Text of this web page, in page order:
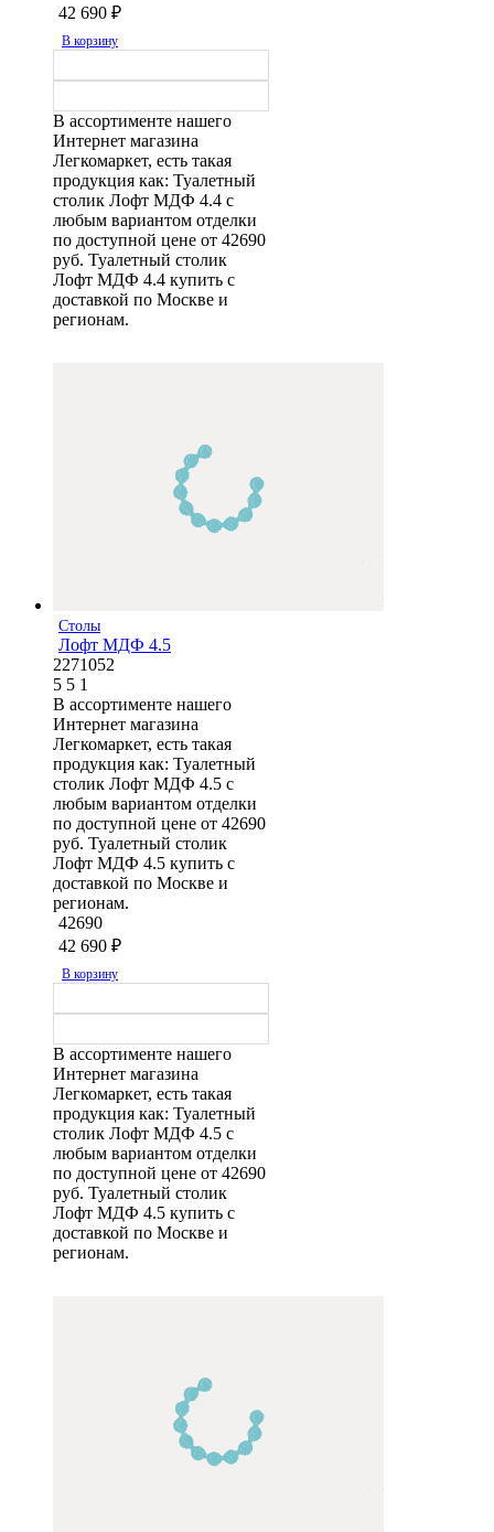
42 690 ₽
В корзину
В ассортименте нашего
Интернет магазина
Легкомаркет, есть такая
продукция как: Туалетный
столик Лофт МДФ 4.4 с
любым вариантом отделки
по доступной цене от 42690
руб. Туалетный столик
Лофт МДФ 4.4 купить с
доставкой по Москве и
регионам.
Столы
Лофт МДФ 4.5
2271052
5 5 1
В ассортименте нашего
Интернет магазина
Легкомаркет, есть такая
продукция как: Туалетный
столик Лофт МДФ 4.5 с
любым вариантом отделки
по доступной цене от 42690
руб. Туалетный столик
Лофт МДФ 4.5 купить с
доставкой по Москве и
регионам.
42690
42 690 ₽
В корзину
В ассортименте нашего
Интернет магазина
Легкомаркет, есть такая
продукция как: Туалетный
столик Лофт МДФ 4.5 с
любым вариантом отделки
по доступной цене от 42690
руб. Туалетный столик
Лофт МДФ 4.5 купить с
доставкой по Москве и
регионам.